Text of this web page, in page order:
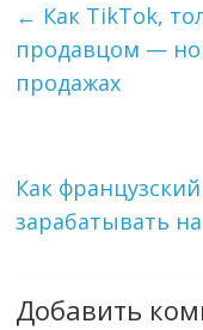
← Как TikTok,
продавцом —
продажах
Как
зарабатывать
Добавить